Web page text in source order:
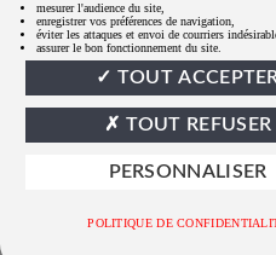
© 2022 CG Medical. Tous
mesurer l'audience du site,
enregistrer vos préférences de navigation,
éviter les attaques et envoi de courriers
assurer le bon fonctionnement du site.
TOUT
TOUT REFUSER
PERSONNALISER
POLITIQUE DE